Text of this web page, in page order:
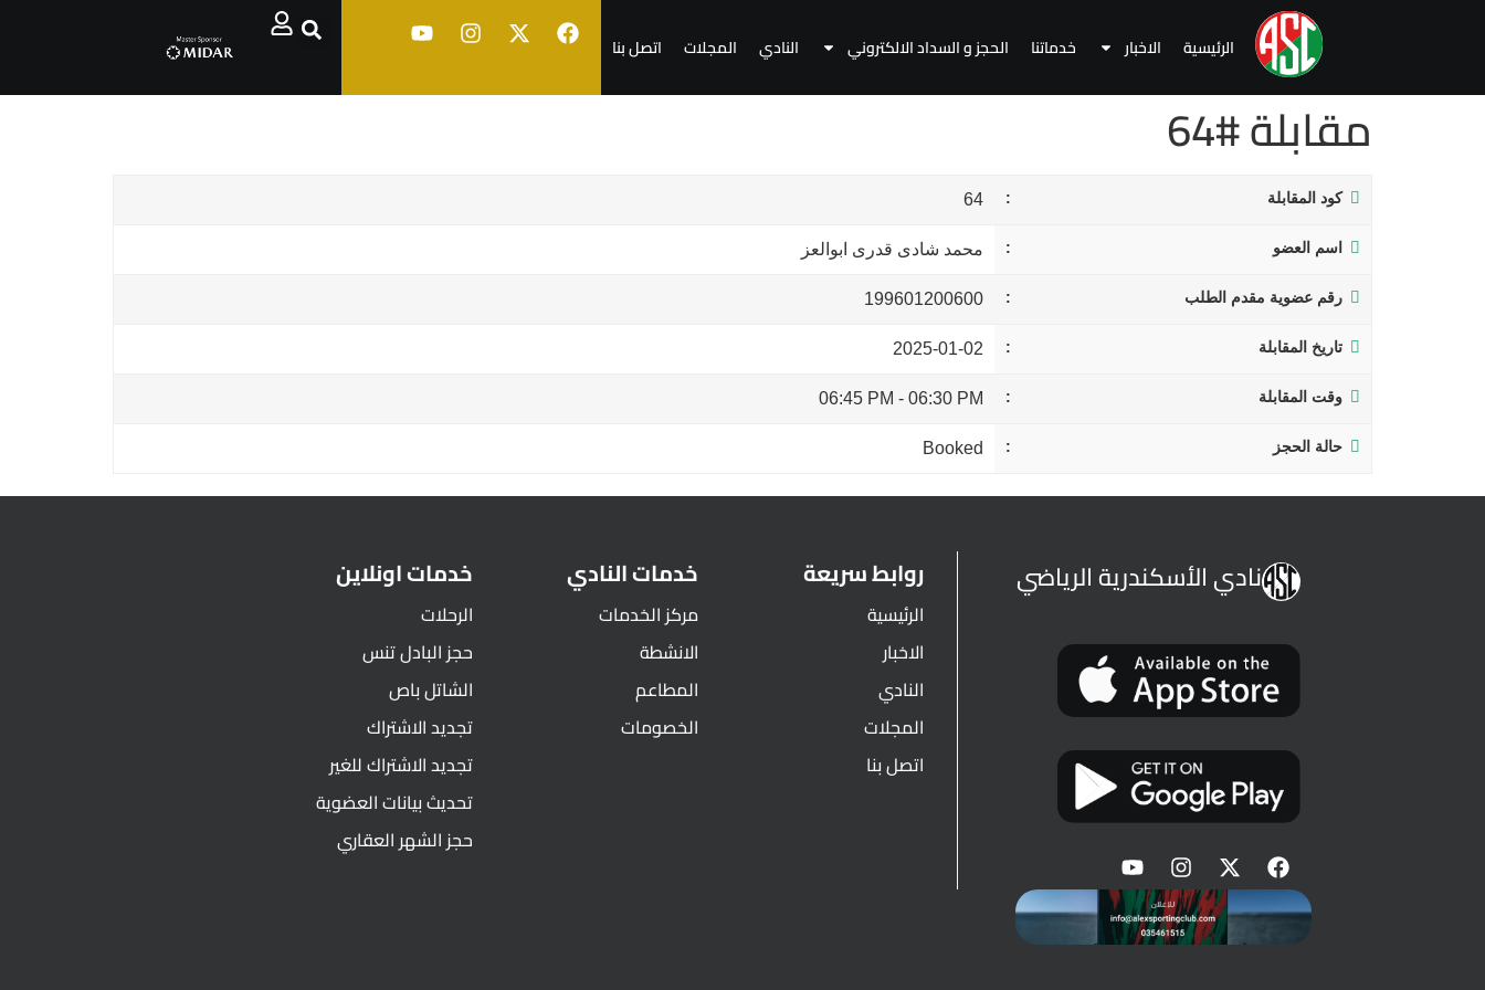
الرئيسية الاخبار خدماتنا الحجز و السداد الالكتروني النادي المجلات اتصل بنا
مقابلة #64
كود المقابلة 64
اسم العضو محمد شادى قدرى ابوالعز
رقم عضوية مقدم الطلب 199601200600
تاريخ المقابلة 2025-01-02
وقت المقابلة 06:30 PM
-
06:45 PM
حالة الحجز Booked
نادي الأسكندرية الرياضي روابط سريعة
الرئيسية
الاخبار
النادي
المجلات
اتصل بنا
خدمات النادي
مركز الخدمات
الانشطة
المطاعم
الخصومات
خدمات اونلاين
الرحلات
حجز البادل تنس
الشاتل باص
تجديد الاشتراك
تجديد الاشتراك للغير
تحديث بيانات العضوية
حجز الشهر العقاري